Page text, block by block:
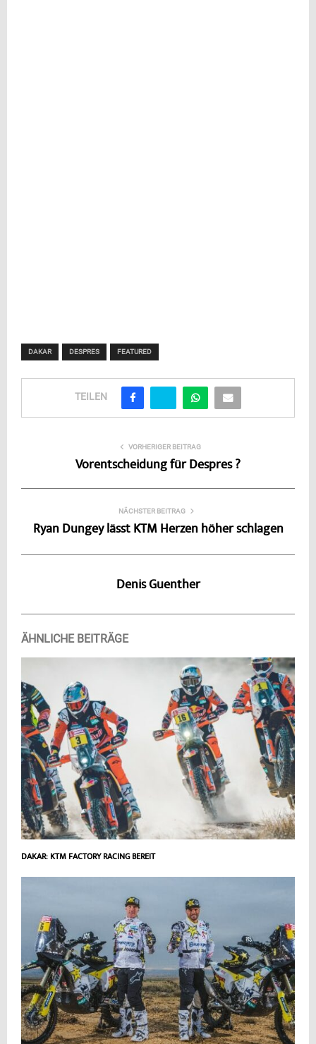
DAKAR DESPRES FEATURED
TEILEN
VORHERIGER BEITRAG
Vorentscheidung für Despres ?
NÄCHSTER BEITRAG
Ryan Dungey lässt KTM Herzen höher schlagen
Denis Guenther
ÄHNLICHE BEITRÄGE
DAKAR: KTM FACTORY RACING BEREIT